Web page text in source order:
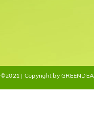
©2021 | Copyright by